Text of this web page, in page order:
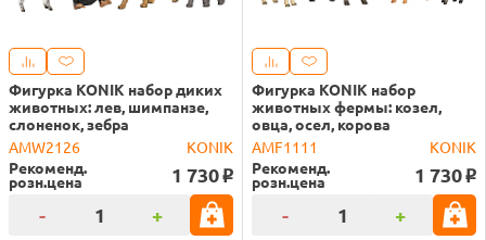
Фигурка KONIK набор диких
животных: лев, шимпанзе,
слоненок, зебра
AMW2126
KONIK
Рекоменд.
розн.цена 1 730 o
- +
Фигурка KONIK набор
животных фермы: козел,
овца, осел, корова
AMF1111
KONIK
Рекоменд.
розн.цена 1 730 o
- +